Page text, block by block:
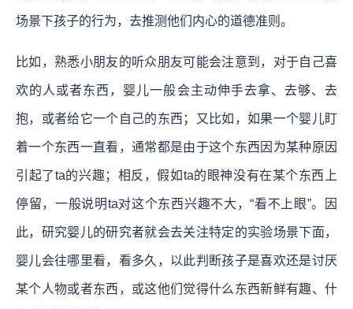
场景下孩子的行为，去推测他们内心的道德准则。
比如，熟悉小朋友的听众朋友可能会注意到，对于自己喜
欢的人或者东西，婴儿一般会主动伸手去拿、去够、去
抱，或者给它一个自己的东西；又比如，如果一个婴儿盯
着一个东西一直看，通常都是由于这个东西因为某种原因
引起了ta的兴趣；相反，假如ta的眼神没有在某个东西上
停留，一般说明ta对这个东西兴趣不大，“看不上眼”。因
此，研究婴儿的研究者就会去关注特定的实验场景下面，
婴儿会往哪里看，看多久，以此判断孩子是喜欢还是讨厌
某个人物或者东西，或这他们觉得什么东西新鲜有趣、什